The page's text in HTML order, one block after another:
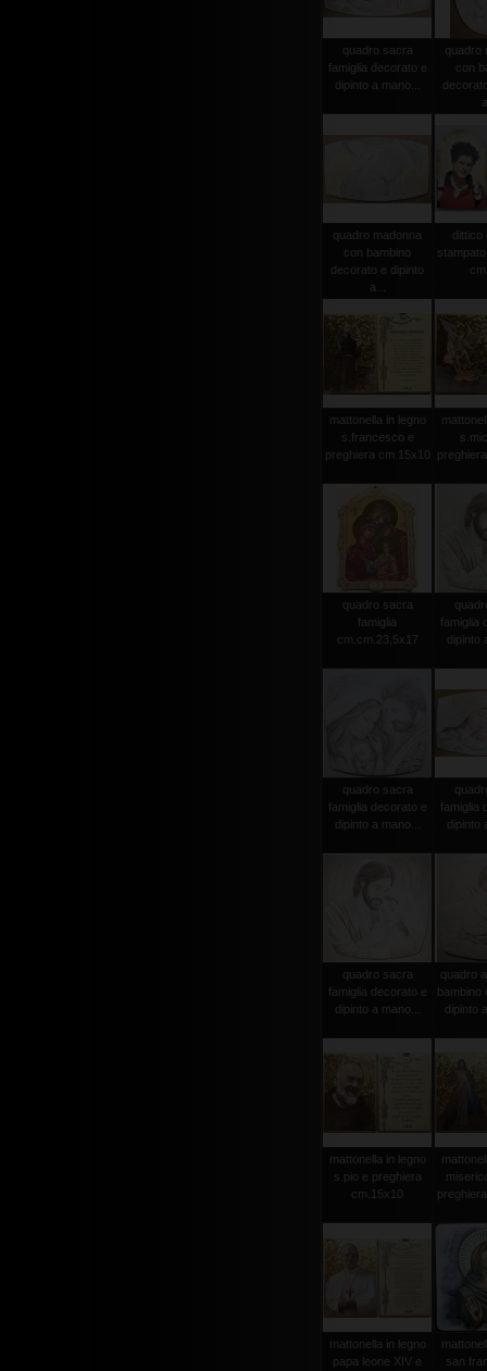
quadro sacra
famiglia decorato e
dipinto a mano...
quadro
con
quadro madonna
con bambino
decorato e dipinto
a...
mattonella in legno
s.francesco e
preghiera cm.15x10
quadro sacra
famiglia
cm.cm.23,5x17
famiglia
dipinto
quadro sacra
famiglia decorato e
dipinto a mano...
famiglia
dipinto
quadro sacra
famiglia decorato e
dipinto a mano...
quadro
bambino
dipinto
mattonella in legno
s.pio e preghiera
cm.15x10
mattonella in legno
papa leone XIV e
san